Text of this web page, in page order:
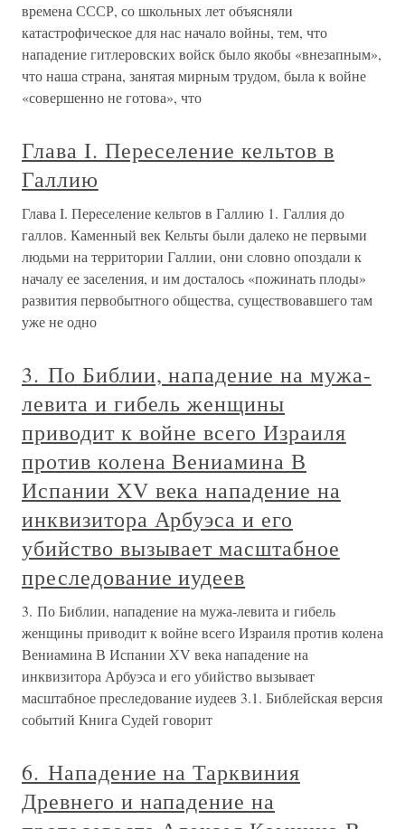
времена СССР, со школьных лет объясняли
катастрофическое для нас начало войны, тем, что
нападение гитлеровских войск было якобы «внезапным»,
что наша страна, занятая мирным трудом, была к войне
«совершенно не готова», что
Глава I. Переселение кельтов в
Галлию
Глава I. Переселение кельтов в Галлию 1. Галлия до
галлов. Каменный век Кельты были далеко не первыми
людьми на территории Галлии, они словно опоздали к
началу ее заселения, и им досталось «пожинать плоды»
развития первобытного общества, существовавшего там
уже не одно
3. По Библии, нападение на мужа-
левита и гибель женщины
приводит к войне всего Израиля
против колена Вениамина В
Испании XV века нападение на
инквизитора Арбуэса и его
убийство вызывает масштабное
преследование иудеев
3. По Библии, нападение на мужа-левита и гибель
женщины приводит к войне всего Израиля против колена
Вениамина В Испании XV века нападение на
инквизитора Арбуэса и его убийство вызывает
масштабное преследование иудеев 3.1. Библейская версия
событий Книга Судей говорит
6. Нападение на Тарквиния
Древнего и нападение на